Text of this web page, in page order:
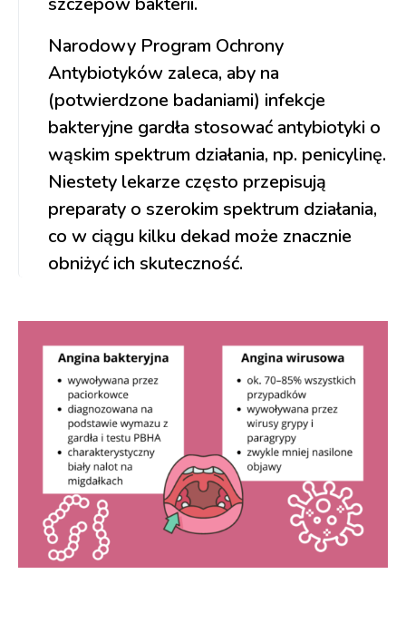
Narodowy Program Ochrony
Antybiotyków zaleca, aby na
(potwierdzone badaniami) infekcje
bakteryjne gardła stosować antybiotyki o
wąskim spektrum działania, np. penicylinę.
Niestety lekarze często przepisują
preparaty o szerokim spektrum działania,
co w ciągu kilku dekad może znacznie
obniżyć ich skuteczność.